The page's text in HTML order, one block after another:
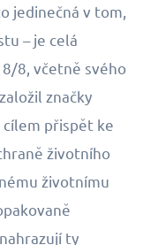
jedinečná v tom,
– je celá
8, včetně svého
značky
cílem přispět ke
životního
životnímu
ty